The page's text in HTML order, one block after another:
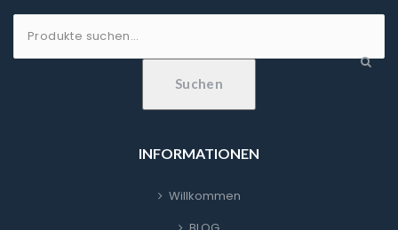
Suchen
INFORMATIONEN
Willkommen